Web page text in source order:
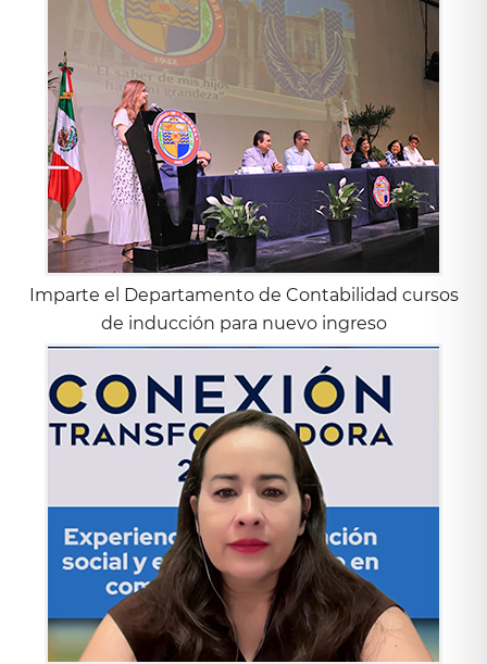
Imparte el Departamento de Contabilidad cursos
de inducción para nuevo ingreso